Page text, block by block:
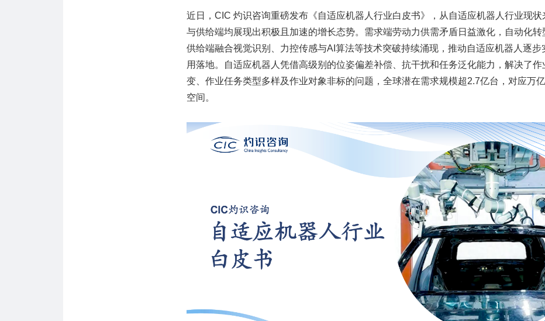
近日，CIC 灼识咨询重磅发布《自适应机器人行业白皮书》，从自适应机器人行业现状
与供给端均展现出积极且加速的增长态势。需求端劳动力供需矛盾日益激化，自动化转
供给端融合视觉识别、力控传感与AI算法等技术突破持续涌现，推动自适应机器人逐步
用落地。自适应机器人凭借高级别的位姿偏差补偿、抗干扰和任务泛化能力，解决了作
变、作业任务类型多样及作业对象非标的问题，全球潜在需求规模超2.7亿台，对应万
空间。